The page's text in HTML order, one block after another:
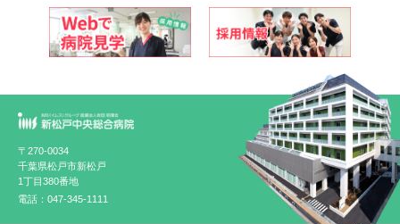
〒270-0034
千葉県松戸市新松戸
1丁目380番地
電話：047-345-1111